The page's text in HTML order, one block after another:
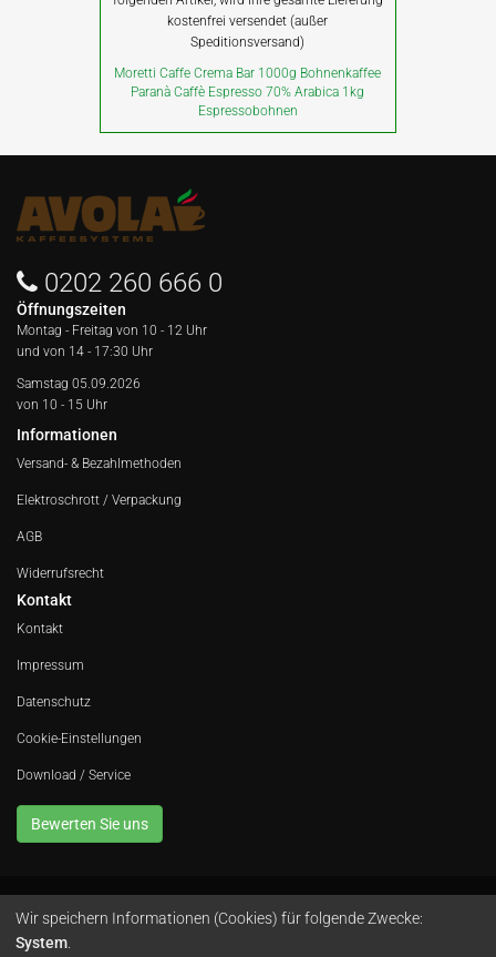
kostenfrei versendet (außer
Speditionsversand)
Moretti Caffe Crema Bar 1000g Bohnenkaffee
Paranà Caffè Espresso 70% Arabica 1kg
Espressobohnen
0202 260 666 0
Öffnungszeiten
Montag - Freitag von 10 - 12 Uhr
und von 14 - 17:30 Uhr
Samstag 05.09.2026
von 10 - 15 Uhr
Informationen
Versand- & Bezahlmethoden
Elektroschrott / Verpackung
AGB
Widerrufsrecht
Kontakt
Kontakt
Impressum
Datenschutz
Cookie-Einstellungen
Download / Service
Bewerten Sie uns
Avola GmbH • In der Fleute 52 • 42389 Wuppertal • Telefon 0202 260 666 0
Instagram
Wir speichern Informationen (Cookies) für folgende Zwecke:
System